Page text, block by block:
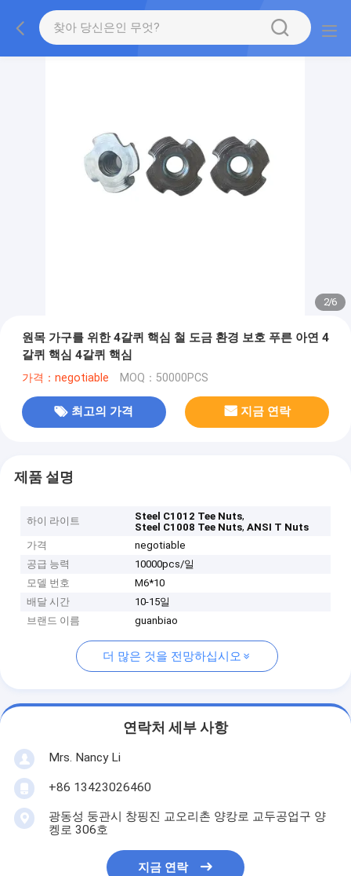
2/6
원목 가구를 위한 4갈퀴 핵심 철 도금 환경 보호 푸른 아연 4
갈퀴 핵심 4갈퀴 핵심
가격：negotiable MOQ：50000PCS
최고의 가격 지금 연락
제품 설명
하이 라이트 Steel C1012 Tee Nuts,
Steel C1008 Tee Nuts,ANSI T Nuts
가격
negotiable
공급 능력
10000pcs/일
모델 번호
M6*10
배달 시간
10-15일
브랜드 이름
guanbiao
더 많은 것을 전망하십시오
연락처 세부 사항
Mrs. Nancy Li
+86 13423026460
광동성 둥관시 창핑진 교오리촌 양캉로 교두공업구 양
켕로 306호
지금 연락